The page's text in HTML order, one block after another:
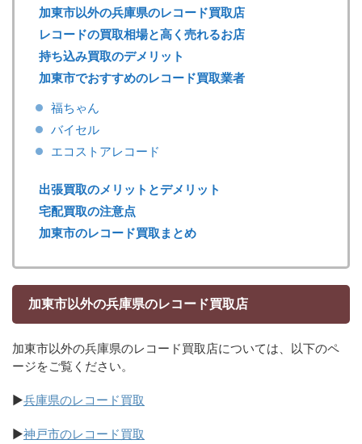
加東市以外の兵庫県のレコード買取店
レコードの買取相場と高く売れるお店
持ち込み買取のデメリット
加東市でおすすめのレコード買取業者
福ちゃん
バイセル
エコストアレコード
出張買取のメリットとデメリット
宅配買取の注意点
加東市のレコード買取まとめ
加東市以外の兵庫県のレコード買取店
加東市以外の兵庫県のレコード買取店については、以下のペ
ージをご覧ください。
▶兵庫県のレコード買取
▶神戸市のレコード買取